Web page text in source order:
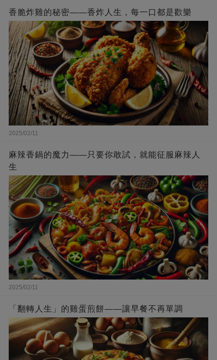
香脆炸雞的秘密——香炸人生，每一口都是歡樂
2025/02/11
麻辣香鍋的魔力——只要你敢試，就能征服麻辣人
生
2025/02/11
「翻轉人生」的雞蛋煎餅——讓早餐不再單調